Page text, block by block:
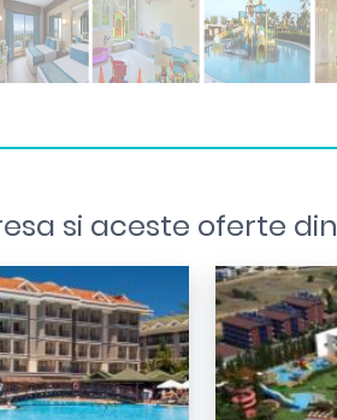
si aceste oferte din